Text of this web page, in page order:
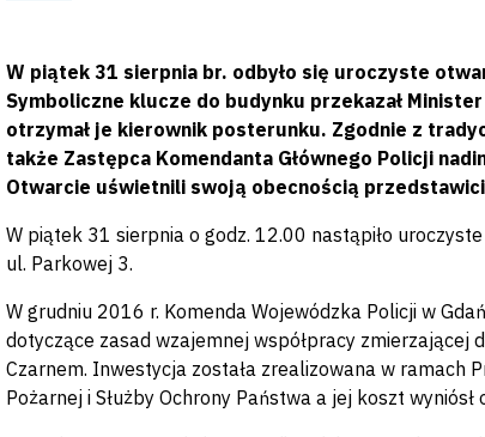
W piątek 31 sierpnia br. odbyło się uroczyste
Symboliczne klucze do budynku przekazał
otrzymał je kierownik posterunku. Zgodnie z
także Zastępca Komendanta Głównego Policji
Otwarcie uświetnili swoją obecnością
W piątek 31 sierpnia o godz. 12.00 nastąpiło
ul. Parkowej 3.
W grudniu 2016 r. Komenda Wojewódzka Policji w
dotyczące zasad wzajemnej współpracy zmierzającej
Czarnem. Inwestycja została zrealizowana w ramach
Pożarnej i Służby Ochrony Państwa a jej koszt wyniósł